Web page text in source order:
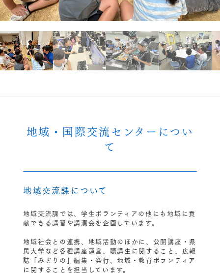
地域・国際交流センターについ
て
地域交流課について
地域交流課では、学生ボランティアの他にも地域に貢
献できる講習や講演会を企画しています。
地域社会との連携、地域活動のほかに、公開講座・県
民大学など各種講座運営、聴講生に関すること、広報
誌「みどりの」編集・発行、地域・教育ボランティア
に関することを担当しています。